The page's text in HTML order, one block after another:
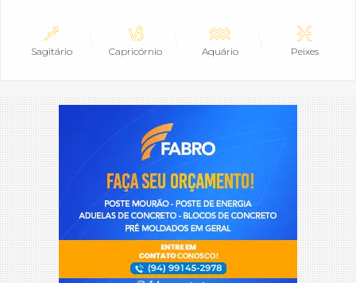
Sagitário Capricórnio Aquário Peixes